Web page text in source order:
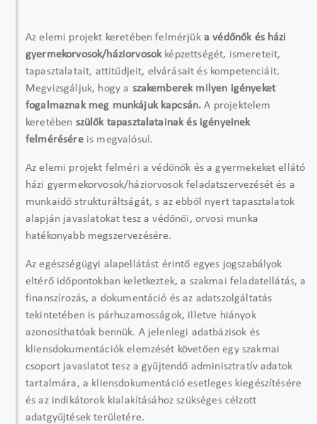
Az elemi projekt keretében felmérjük a védőnők és házi
gyermekorvosok/háziorvosokképzettségét, ismereteit,
tapasztalatait, attitűdjeit, elvárásait és kompetenciáit.
Megvizsgáljuk, hogy a szakemberek milyen igényeket
fogalmaznak meg munkájuk kapcsán. A projektelem
keretében szülők tapasztalatainak és igényeinek
felméréséreis megvalósul.
Az elemi projekt felméri a védőnők és a gyermekeket ellátó
házi gyermekorvosok/háziorvosok feladatszervezését és a
munkaidő strukturáltságát, s az ebből nyert tapasztalatok
alapján javaslatokat tesz a védőnői, orvosi munka
hatékonyabb megszervezésére.
Az egészségügyi alapellátást érintő egyes jogszabályok
eltérő időpontokban keletkeztek, a szakmai feladatellátás, a
finanszírozás, a dokumentáció és az adatszolgáltatás
tekintetében is párhuzamosságok, illetve hiányok
azonosíthatóak bennük. A jelenlegi adatbázisok és
kliensdokumentációk elemzését követően egy szakmai
csoport javaslatot tesz a gyűjtendő adminisztratív adatok
tartalmára, a kliensdokumentáció esetleges kiegészítésére
és az indikátorok kialakításához szükséges célzott
adatgyűjtések területére.